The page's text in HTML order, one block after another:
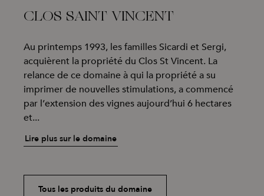
CLOS SAINT VINCENT
Au printemps 1993, les familles Sicardi et Sergi,
acquièrent la propriété du Clos St Vincent. La
relance de ce domaine à qui la propriété a su
imprimer de nouvelles stimulations, a commencé
par l’extension des vignes aujourd’hui 6 hectares
et...
Lire plus sur le domaine
Tous les produits du domaine